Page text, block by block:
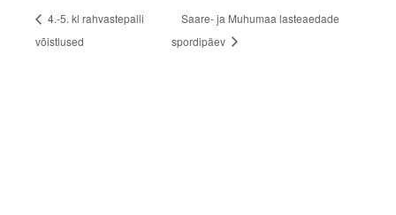
4.-5. kl rahvastepalli
võistlused
Saare- ja Muhumaa lasteaedade
spordipäev